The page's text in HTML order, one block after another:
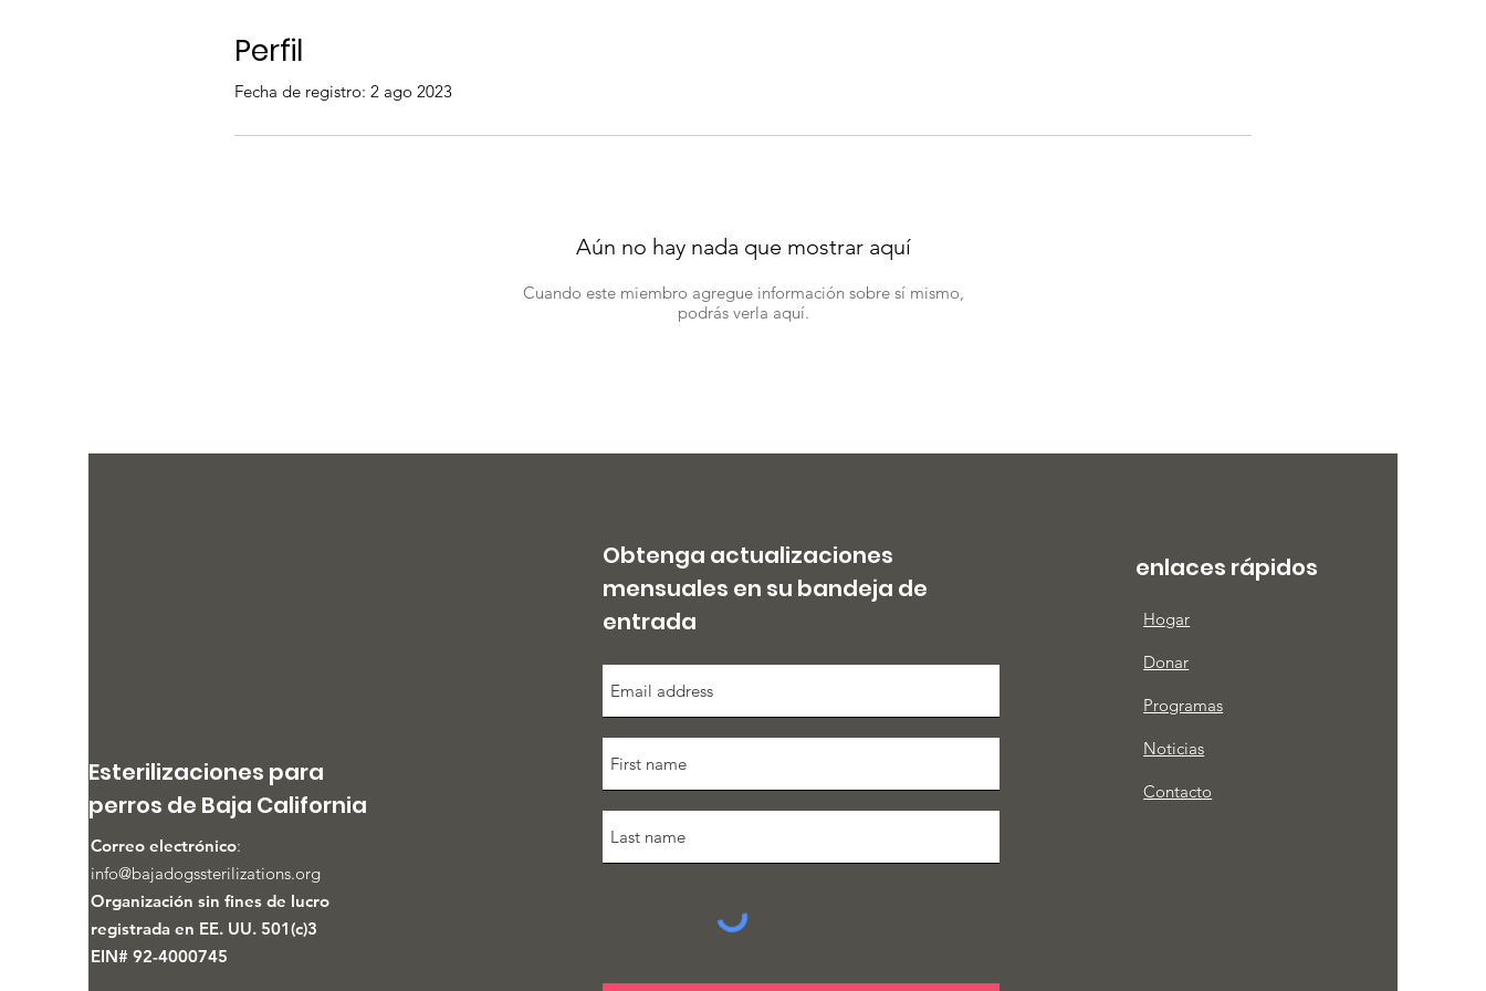
Perfil
Fecha de registro: 2 ago 2023
Aún no hay nada que mostrar aquí
Cuando este miembro agregue información sobre sí mismo,
podrás verla aquí.
Esterilizaciones para
perros de Baja California
Correo electrónico:
info@bajadogssterilizations.org
Organización sin fines de lucro
registrada en EE. UU. 501(c)3
EIN# 92-4000745
Obtenga actualizaciones
mensuales en su bandeja de
entrada
enlaces rápidos
Hogar
Donar
Programas
Noticias
Contacto